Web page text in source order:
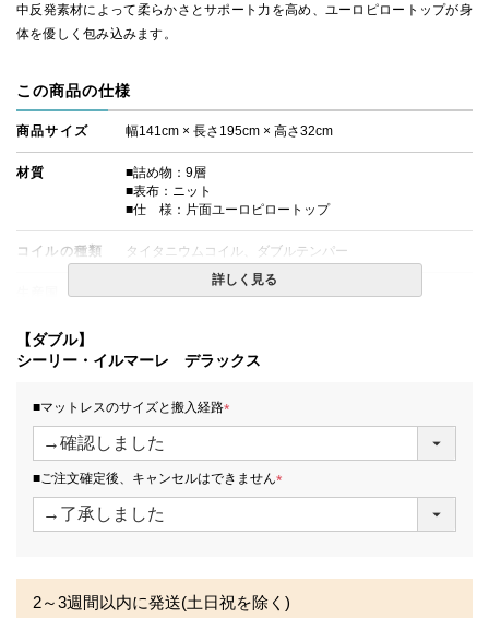
中反発素材によって柔らかさとサポート力を高め、ユーロピロートップが身
体を優しく包み込みます。
この商品の仕様
商品サイズ 幅141cm × 長さ195cm × 高さ32cm
材質
■詰め物：9層
■表布：ニット
■仕 様：片面ユーロピロートップ
コイルの種類 タイタニウムコイル、ダブルテンパー
備考
・配達日指定ＯＫ！
※北海道・沖縄・離島等一部地域へのお届けは別途送料が
場合があります。
詳しく見る
【ダブル】
シーリー・イルマーレ デラックス
■マットレスのサイズと搬入経路
(
)
■ご注文確定後、キャンセルはできません
(
2～3週間以内に発送(土日祝を除く)